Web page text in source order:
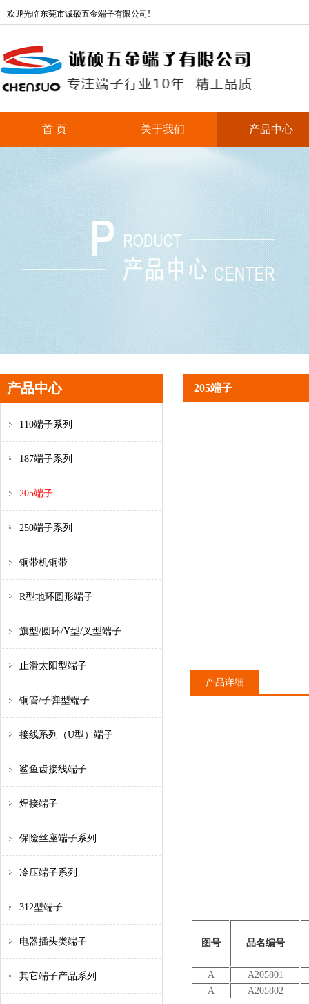
欢迎光临东莞市诚硕五金端子有限公司!
首 页 关于我们 产品中心
产品中心
110端子系列
187端子系列
205端子
250端子系列
铜带机铜带
R型地环圆形端子
旗型/圆环/Y型/叉型端子
止滑太阳型端子
铜管/子弹型端子
接线系列（U型）端子
鲨鱼齿接线端子
焊接端子
保险丝座端子系列
冷压端子系列
312型端子
电器插头类端子
其它端子产品系列
205端子
产品详细
图号 品名编号
A
A205801
A
A205802